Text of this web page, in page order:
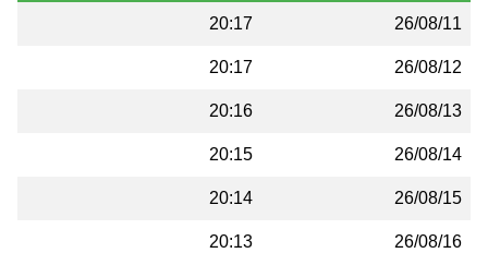
26/08/11
20:17
26/08/12
20:17
26/08/13
20:16
26/08/14
20:15
26/08/15
20:14
26/08/16
20:13